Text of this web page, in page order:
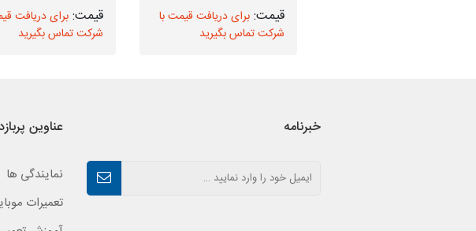
برای دریافت قیمت با
شرکت تماس بگیرید
برای دریافت
شرکت تماس بگیرید
خبرنامه عناوین
نمایندگی ها
تعمیرات